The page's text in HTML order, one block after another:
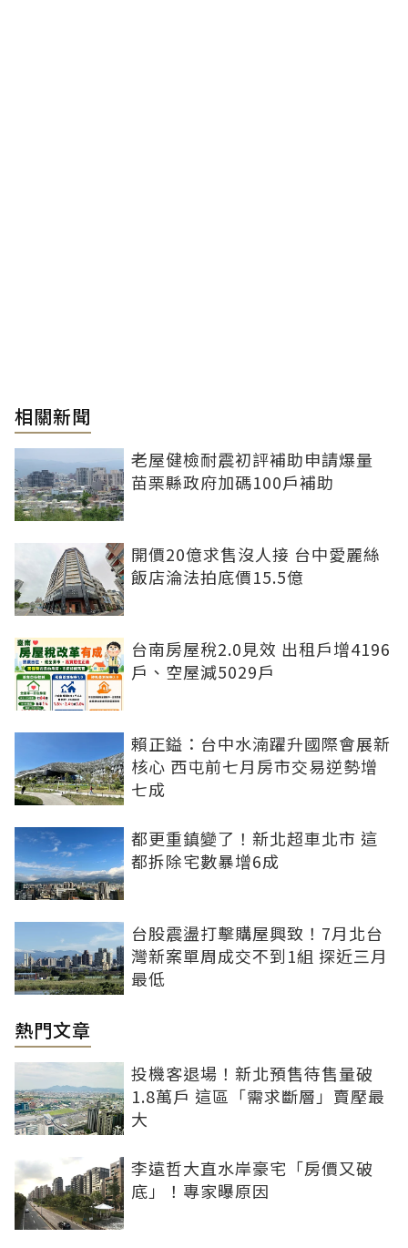
相關新聞
老屋健檢耐震初評補助申請爆量
苗栗縣政府加碼100戶補助
開價20億求售沒人接 台中愛麗絲
飯店淪法拍底價15.5億
台南房屋稅2.0見效 出租戶增4196
戶、空屋減5029戶
賴正鎰：台中水湳躍升國際會展新
核心 西屯前七月房市交易逆勢增
七成
都更重鎮變了！新北超車北市 這
都拆除宅數暴增6成
台股震盪打擊購屋興致！7月北台
灣新案單周成交不到1組 探近三月
最低
熱門文章
投機客退場！新北預售待售量破
1.8萬戶 這區「需求斷層」賣壓最
大
李遠哲大直水岸豪宅「房價又破
底」！專家曝原因